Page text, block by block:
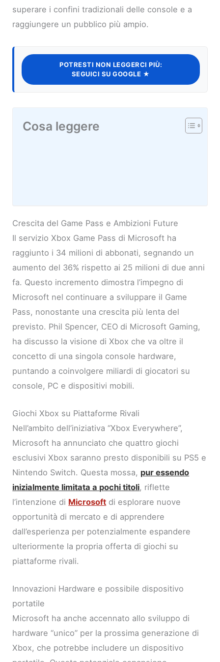
superare i confini tradizionali delle console e a
raggiungere un pubblico più ampio.
POTRESTI NON LEGGERCI PIÙ:
SEGUICI SU GOOGLE ★
Cosa leggere
Crescita del Game Pass e Ambizioni Future
Il servizio Xbox Game Pass di Microsoft ha
raggiunto i 34 milioni di abbonati, segnando un
aumento del 36% rispetto ai 25 milioni di due anni
fa. Questo incremento dimostra l’impegno di
Microsoft nel continuare a sviluppare il Game
Pass, nonostante una crescita più lenta del
previsto. Phil Spencer, CEO di Microsoft Gaming,
ha discusso la visione di Xbox che va oltre il
concetto di una singola console hardware,
puntando a coinvolgere miliardi di giocatori su
console, PC e dispositivi mobili.
Giochi Xbox su Piattaforme Rivali
Nell’ambito dell’iniziativa “Xbox Everywhere”,
Microsoft ha annunciato che quattro giochi
esclusivi Xbox saranno presto disponibili su PS5 e
Nintendo Switch. Questa mossa, pur essendo
inizialmente limitata a pochi titoli, riflette
l’intenzione di Microsoft di esplorare nuove
opportunità di mercato e di apprendere
dall’esperienza per potenzialmente espandere
ulteriormente la propria offerta di giochi su
piattaforme rivali.
Innovazioni Hardware e possibile dispositivo
portatile
Microsoft ha anche accennato allo sviluppo di
hardware “unico” per la prossima generazione di
Xbox, che potrebbe includere un dispositivo